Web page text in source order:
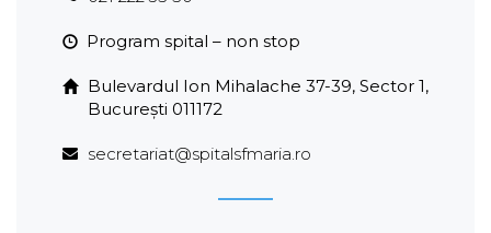
1. Program spital – non stop
Bulevardul Ion Mihalache 37-39, Sector 1,
București 011172
secretariat@spitalsfmaria.ro